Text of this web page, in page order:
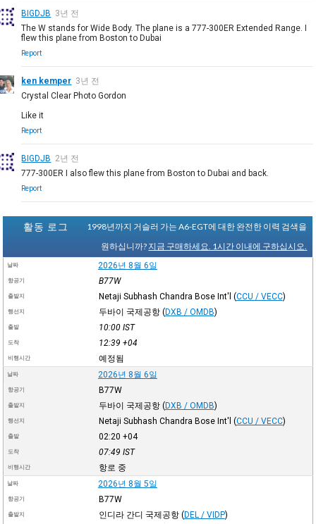
BIGDJB 3년 전
The W stands for Wide Body. The plane is a 777-300ER Extended Range. I
flew this plane from Boston to Dubai
Report
ken kemper 3년 전
Crystal Clear Photo Gordon
Like it
Report
BIGDJB 2년 전
777-300ER I also flew this plane from Boston to Dubai and back.
Report
활동 로그
1998년까지 거슬러 가는 A6-EGT에 대한 완전한 이력 검색을
원하십니까? 지금 구매하세요. 1시간 이내에 구하십시오.
날짜 2026년 8월 6일
항공기 B77W
출발지 Netaji Subhash Chandra Bose Int'l (CCU / VECC)
행선지 두바이 국제공항 (DXB / OMDB)
출발 10:00 IST
도착 12:39 +04
비행시간 예정됨
날짜 2026년 8월 6일
항공기 B77W
출발지 두바이 국제공항 (DXB / OMDB)
행선지 Netaji Subhash Chandra Bose Int'l (CCU / VECC)
출발 02:20 +04
도착 07:49 IST
비행시간 항로 중
날짜 2026년 8월 5일
항공기 B77W
출발지 인디라 간디 국제공항 (DEL / VIDP)